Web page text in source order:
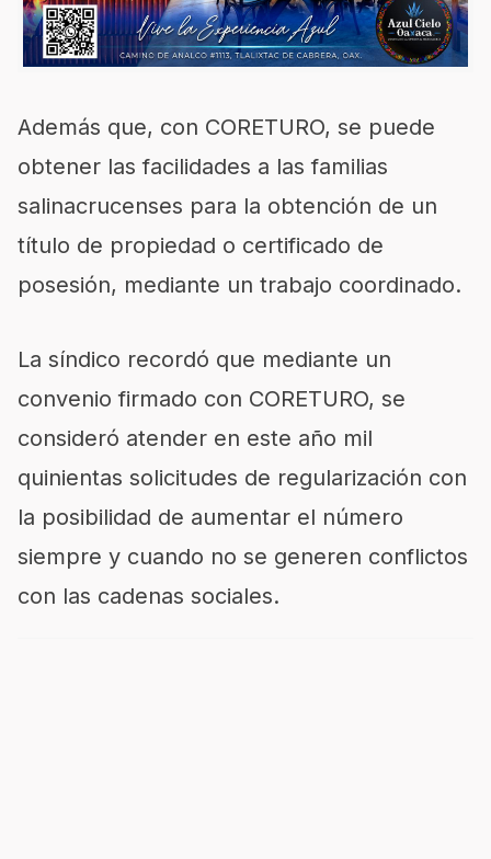
Además que, con CORETURO, se puede
obtener las facilidades a las familias
salinacrucenses para la obtención de un
título de propiedad o certificado de
posesión, mediante un trabajo coordinado.
La síndico recordó que mediante un
convenio firmado con CORETURO, se
consideró atender en este año mil
quinientas solicitudes de regularización con
la posibilidad de aumentar el número
siempre y cuando no se generen conflictos
con las cadenas sociales.